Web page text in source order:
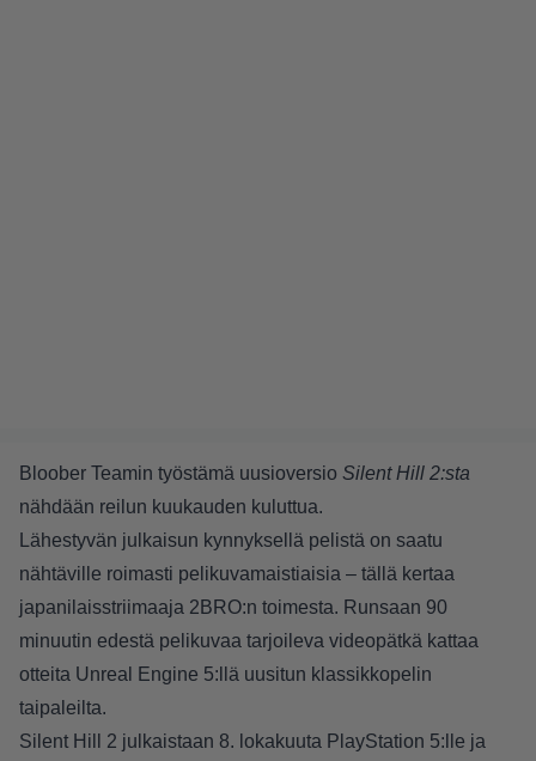
Bloober Teamin työstämä uusioversio Silent Hill 2:sta
nähdään reilun kuukauden kuluttua.
Lähestyvän julkaisun kynnyksellä pelistä on saatu
nähtäville roimasti pelikuvamaistiaisia – tällä kertaa
japanilaisstriimaaja 2BRO:n toimesta. Runsaan 90
minuutin edestä pelikuvaa tarjoileva videopätkä kattaa
otteita Unreal Engine 5:llä uusitun klassikkopelin
taipaleilta.
Silent Hill 2 julkaistaan 8. lokakuuta PlayStation 5:lle ja